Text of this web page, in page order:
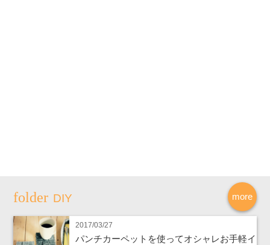
more
DIY
2017/03/27
パンチカーペットを使ってオシャレお手軽イ